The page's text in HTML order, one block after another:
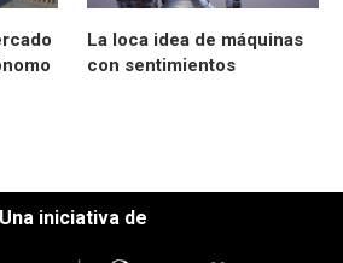
La loca idea de máquinas
con sentimientos
Una iniciativa de